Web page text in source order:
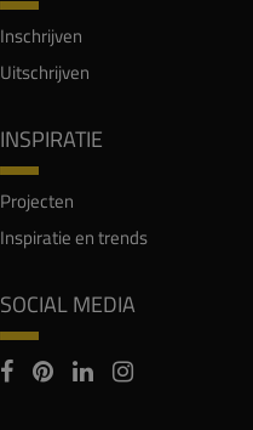
Inschrijven
Uitschrijven
INSPIRATIE
Projecten
Inspiratie en trends
SOCIAL MEDIA